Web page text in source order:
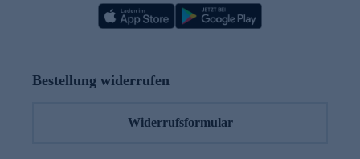
Bestellung widerrufen
Widerrufsformular